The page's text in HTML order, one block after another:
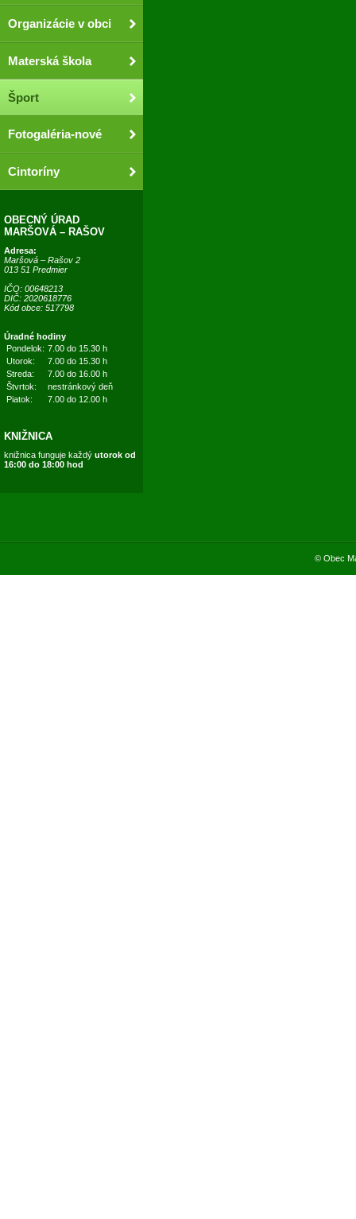
Organizácie v obci
Materská škola
Šport
Fotogaléria-nové
Cintoríny
OBECNÝ ÚRAD
MARŠOVÁ – RAŠOV
Adresa:
Maršová – Rašov 2
013 51 Predmier
IČO: 00648213
DIČ: 2020618776
Kód obce: 517798
Úradné hodiny
Pondelok: 7.00 do 15.30 h
Utorok:
7.00 do 15.30 h
Streda:
7.00 do 16.00 h
Štvrtok:
nestránkový deň
Piatok:
7.00 do 12.00 h
KNIŽNICA
knižnica funguje každý utorok od
16:00 do 18:00 hod
© Obec